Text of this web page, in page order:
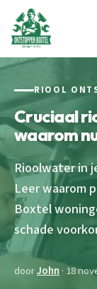
RIOOL
Cruciaal
waarom
Rioolwater in
Leer waarom
Boxtel
schade
doorJohn · 18